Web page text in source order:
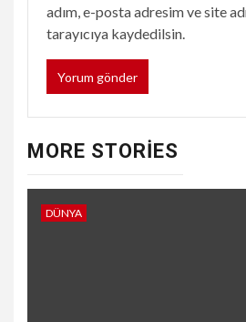
adım, e-posta adresim ve site
tarayıcıya kaydedilsin.
MORE STORIES
DÜNYA